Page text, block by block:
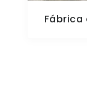
Fábrica